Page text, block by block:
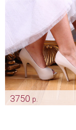
3750 р.